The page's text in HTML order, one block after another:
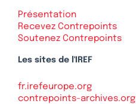
Présentation
Recevez Contrepoints
Soutenez Contrepoints
Les sites de l'IREF
fr.irefeurope.org
contrepoints-archives.org